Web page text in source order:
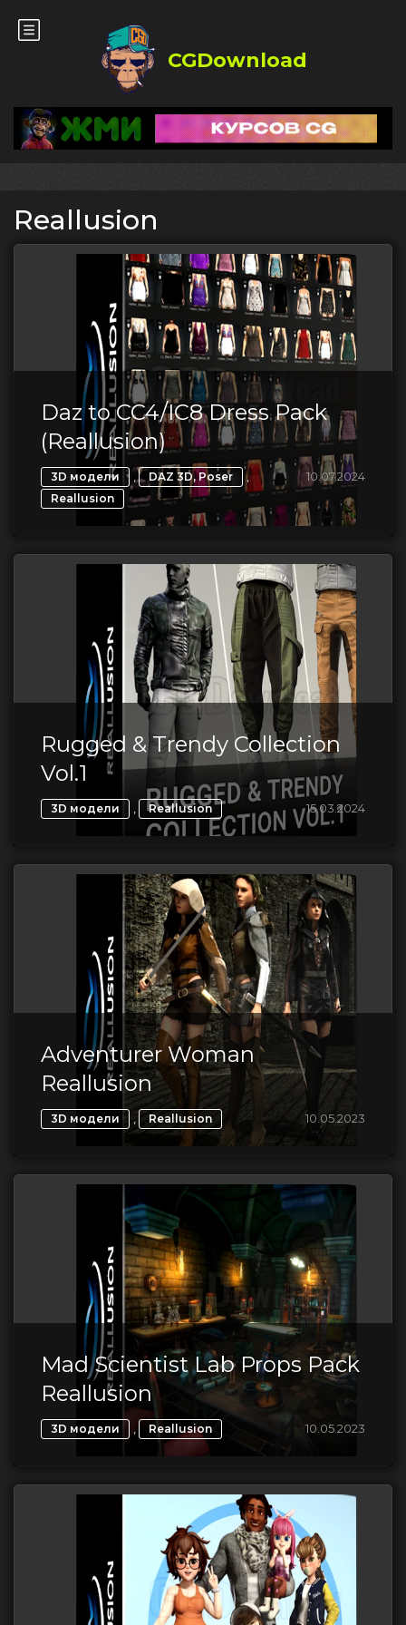
CGDownload
Reallusion
Daz to CC4/IC8 Dress Pack
(Reallusion)
3D модели , DAZ 3D, Poser ,
Reallusion
10.07.2024
Rugged & Trendy Collection
Vol.1
3D модели , Reallusion 15.03.2024
Adventurer Woman
Reallusion
3D модели , Reallusion 10.05.2023
Mad Scientist Lab Props Pack
Reallusion
3D модели , Reallusion 10.05.2023